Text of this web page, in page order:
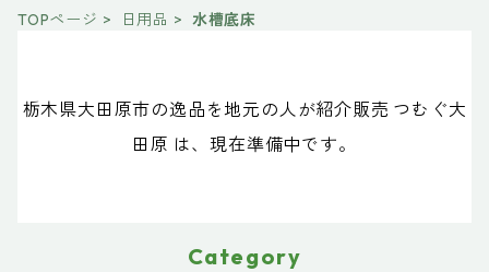
TOPページ 日用品 水槽底床
栃木県大田原市の逸品を地元の人が紹介販売 つむぐ大
田原 は、現在準備中です。
Category